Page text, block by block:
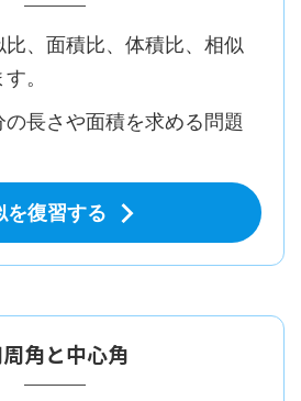
、面積比、体積比、相似
。
長さや面積を求める問題
を復習する
角と中心角